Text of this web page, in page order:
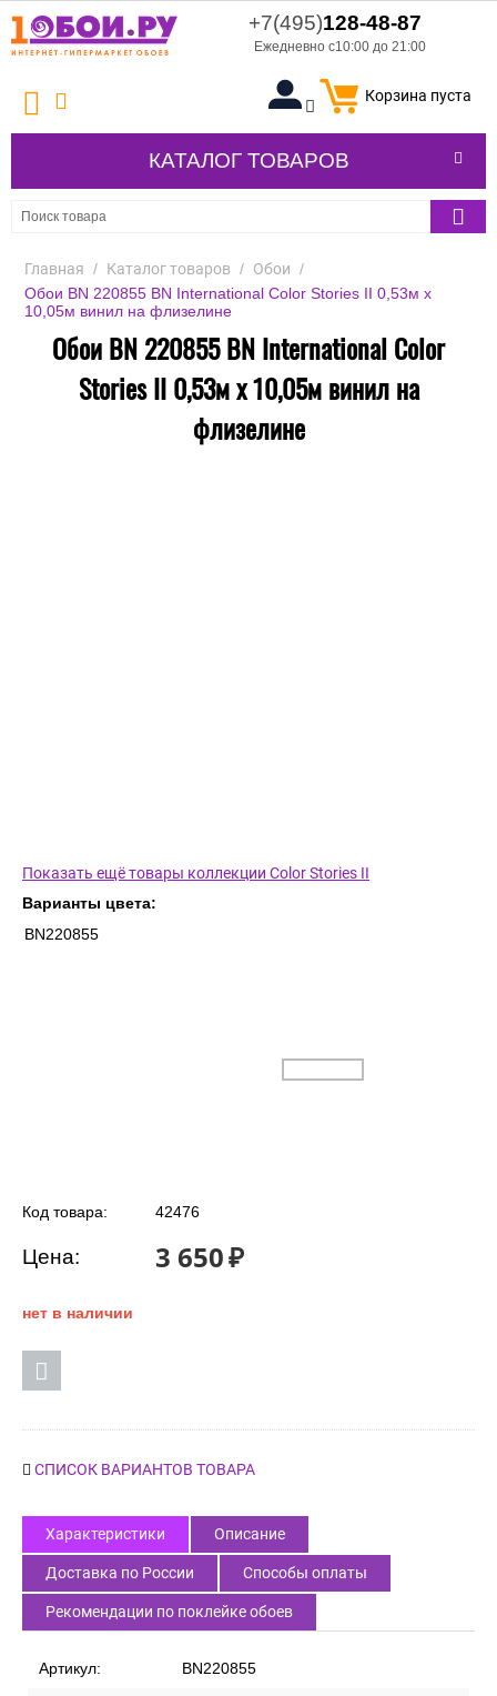
+7(495)128-48-87
Ежедневно с10:00 до 21:00
Корзина пуста
КАТАЛОГ ТОВАРОВ
Главная / Каталог товаров / Обои /
Обои BN 220855 BN International Color Stories II 0,53м x
10,05м винил на флизелине
Обои BN 220855 BN International Color
Stories II 0,53м x 10,05м винил на
флизелине
Показать ещё товары коллекции Color Stories II
Варианты цвета:
BN220855
Код товара: 42476
Цена: 3 650₽
нет в наличии
СПИСОК ВАРИАНТОВ ТОВАРА
Характеристики Описание
Доставка по России Способы оплаты
Рекомендации по поклейке обоев
Артикул: BN220855